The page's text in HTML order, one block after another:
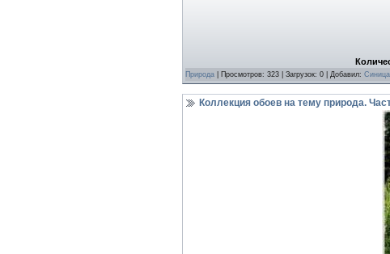
Природа | Просмотров: 323 | Загрузок: 0 | Добавил: Синица
Коллекция обоев на тему природа.